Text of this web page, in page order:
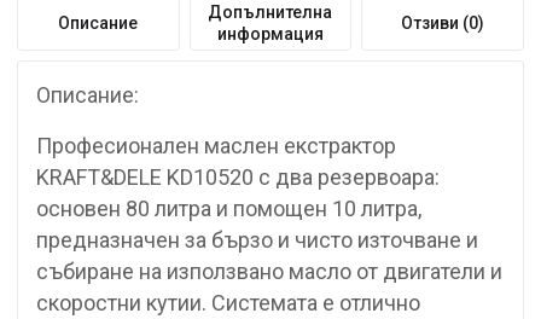
Описание
Допълнителна
информация
Отзиви (0)
Описание:
Професионален маслен екстрактор
KRAFT&DELE KD10520 с два резервоара:
основен 80 литра и помощен 10 литра,
предназначен за бързо и чисто източване и
събиране на използвано масло от двигатели и
скоростни кутии. Системата е отлично